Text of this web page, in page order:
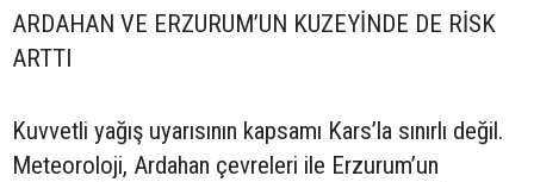
ARDAHAN VE ERZURUM’UN KUZEYİNDE DE RİSK
ARTTI
Kuvvetli yağış uyarısının kapsamı Kars’la sınırlı değil.
Meteoroloji, Ardahan çevreleri ile Erzurum’un